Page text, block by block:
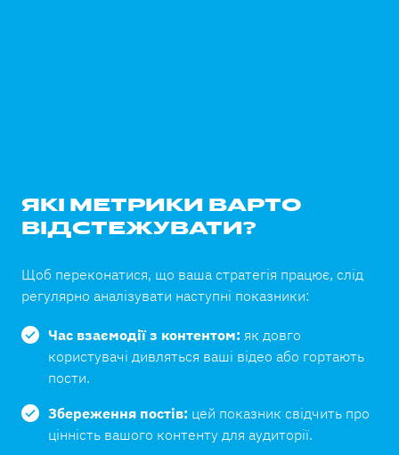
ЯКІ МЕТРИКИ ВАРТО
ВІДСТЕЖУВАТИ?
Щоб переконатися, що ваша стратегія працює, слід
регулярно аналізувати наступні показники:
Час взаємодії з контентом: як довго
користувачі дивляться ваші відео або гортають
пости.
Збереження постів: цей показник свідчить про
цінність вашого контенту для аудиторії.